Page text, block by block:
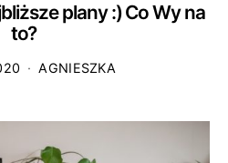
plany :) Co Wy na
to?
AGNIESZKA